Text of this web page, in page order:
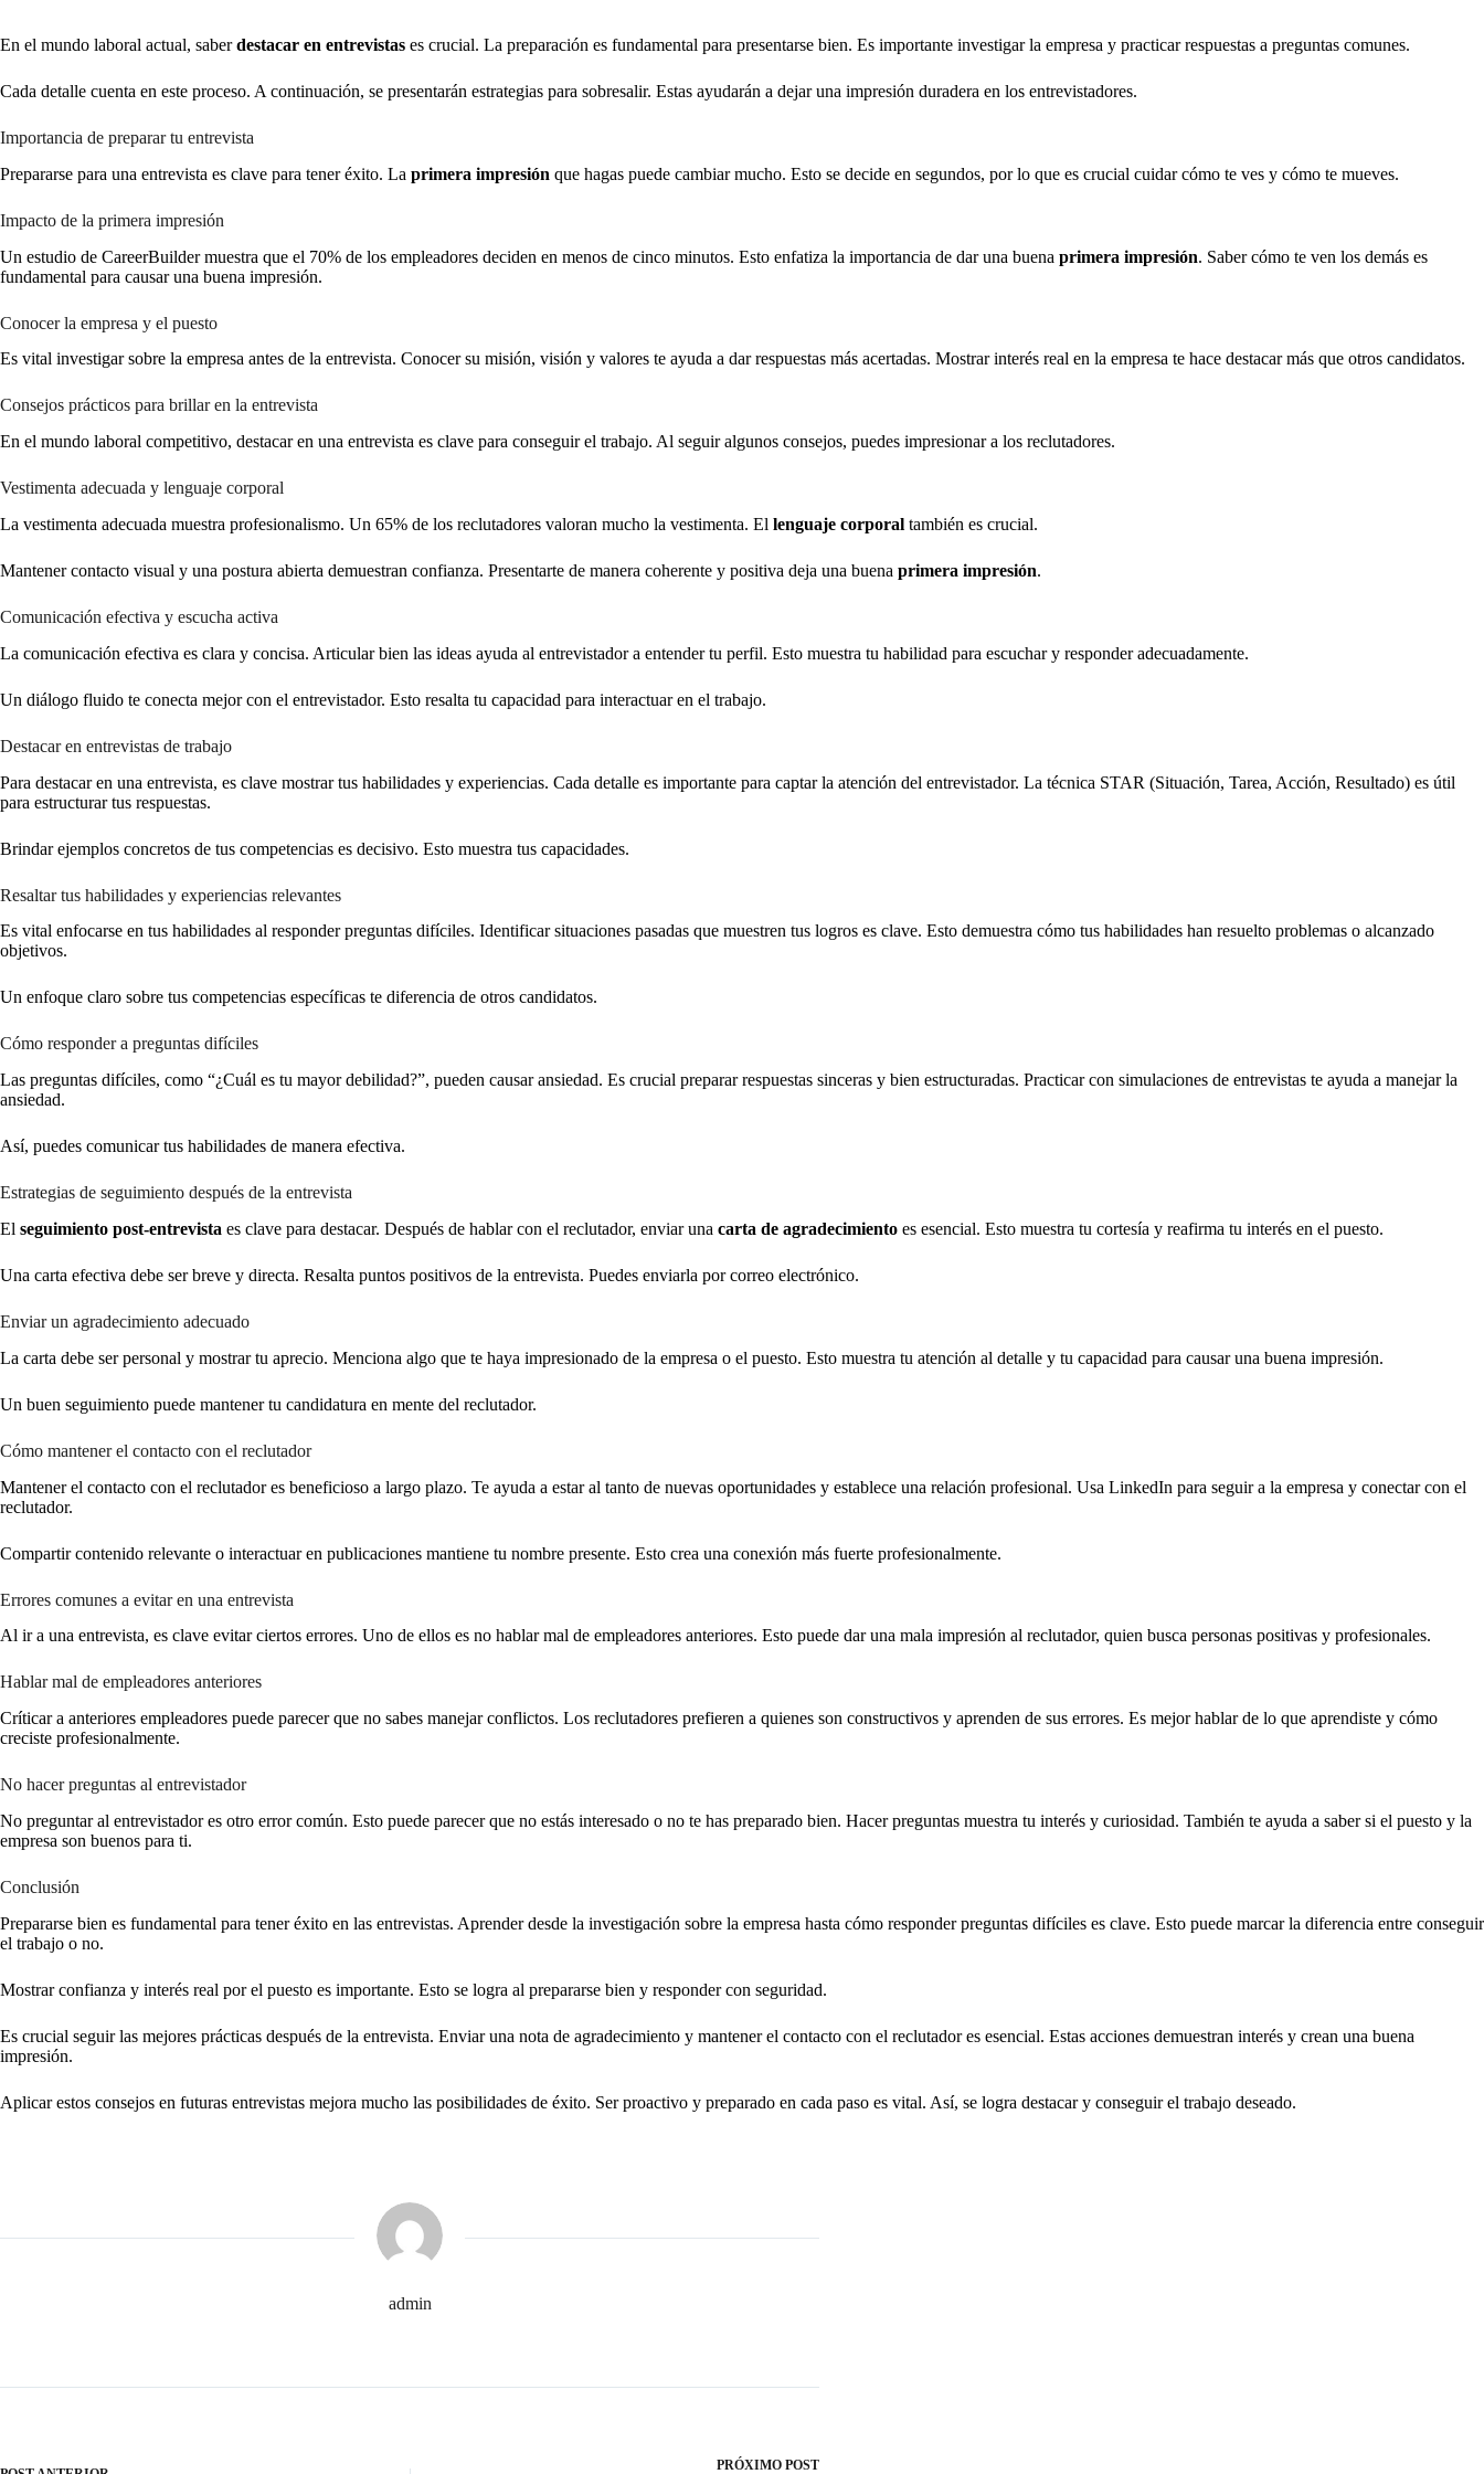
En el mundo laboral actual, saberdestacar en entrevistas es crucial. La preparación es fundamental para presentarse bien. Es importante investigar la empresa y practicar respuestas a preguntas comunes.
Cada detalle cuenta en este proceso. A continuación, se presentarán estrategias para sobresalir. Estas ayudarán a dejar una impresión duradera en los entrevistadores.
Importancia de preparar tu entrevista
Prepararse para una entrevista es clave para tener éxito. La primera impresión que hagas puede cambiar mucho. Esto se decide en segundos, por lo que es crucial cuidar cómo te ves y cómo te mueves.
Impacto de la primera impresión
Un estudio de CareerBuilder muestra que el 70% de los empleadores deciden en menos de cinco minutos. Esto enfatiza la importancia de dar una buena primera impresión. Saber cómo te ven los demás es
fundamental para causar una buena impresión.
Conocer la empresa y el puesto
Es vital investigar sobre la empresa antes de la entrevista. Conocer su misión, visión y valores te ayuda a dar respuestas más acertadas. Mostrar interés real en la empresa te hace destacar más que otros candidatos.
Consejos prácticos para brillar en la entrevista
En el mundo laboral competitivo, destacar en una entrevista es clave para conseguir el trabajo. Al seguir algunos consejos, puedes impresionar a los reclutadores.
Vestimenta adecuada y lenguaje corporal
La vestimenta adecuada muestra profesionalismo. Un 65% de los reclutadores valoran mucho la vestimenta. El lenguaje corporal también es crucial.
Mantener contacto visual y una postura abierta demuestran confianza. Presentarte de manera coherente y positiva deja una buena primera impresión.
Comunicación efectiva y escucha activa
La comunicación efectiva es clara y concisa. Articular bien las ideas ayuda al entrevistador a entender tu perfil. Esto muestra tu habilidad para escuchar y responder adecuadamente.
Un diálogo fluido te conecta mejor con el entrevistador. Esto resalta tu capacidad para interactuar en el trabajo.
Destacar en entrevistas de trabajo
Para destacar en una entrevista, es clave mostrar tus habilidades y experiencias. Cada detalle es importante para captar la atención del entrevistador. La técnica STAR (Situación, Tarea, Acción, Resultado) es útil
para estructurar tus respuestas.
Brindar ejemplos concretos de tus competencias es decisivo. Esto muestra tus capacidades.
Resaltar tus habilidades y experiencias relevantes
Es vital enfocarse en tus habilidades al responder preguntas difíciles. Identificar situaciones pasadas que muestren tus logros es clave. Esto demuestra cómo tus habilidades han resuelto problemas o alcanzado
objetivos.
Un enfoque claro sobre tus competencias específicas te diferencia de otros candidatos.
Cómo responder a preguntas difíciles
Las preguntas difíciles, como “¿Cuál es tu mayor debilidad?”, pueden causar ansiedad. Es crucial preparar respuestas sinceras y bien estructuradas. Practicar con simulaciones de entrevistas te ayuda a manejar la
ansiedad.
Así, puedes comunicar tus habilidades de manera efectiva.
Estrategias de seguimiento después de la entrevista
El seguimiento post-entrevista es clave para destacar. Después de hablar con el reclutador, enviar una carta de agradecimiento es esencial. Esto muestra tu cortesía y reafirma tu interés en el puesto.
Una carta efectiva debe ser breve y directa. Resalta puntos positivos de la entrevista. Puedes enviarla por correo electrónico.
Enviar un agradecimiento adecuado
La carta debe ser personal y mostrar tu aprecio. Menciona algo que te haya impresionado de la empresa o el puesto. Esto muestra tu atención al detalle y tu capacidad para causar una buena impresión.
Un buen seguimiento puede mantener tu candidatura en mente del reclutador.
Cómo mantener el contacto con el reclutador
Mantener el contacto con el reclutador es beneficioso a largo plazo. Te ayuda a estar al tanto de nuevas oportunidades y establece una relación profesional. Usa LinkedIn para seguir a la empresa y conectar con el
reclutador.
Compartir contenido relevante o interactuar en publicaciones mantiene tu nombre presente. Esto crea una conexión más fuerte profesionalmente.
Errores comunes a evitar en una entrevista
Al ir a una entrevista, es clave evitar ciertos errores. Uno de ellos es no hablar mal de empleadores anteriores. Esto puede dar una mala impresión al reclutador, quien busca personas positivas y profesionales.
Hablar mal de empleadores anteriores
Críticar a anteriores empleadores puede parecer que no sabes manejar conflictos. Los reclutadores prefieren a quienes son constructivos y aprenden de sus errores. Es mejor hablar de lo que aprendiste y cómo
creciste profesionalmente.
No hacer preguntas al entrevistador
No preguntar al entrevistador es otro error común. Esto puede parecer que no estás interesado o no te has preparado bien. Hacer preguntas muestra tu interés y curiosidad. También te ayuda a saber si el puesto y la
empresa son buenos para ti.
Conclusión
Prepararse bien es fundamental para tener éxito en las entrevistas. Aprender desde la investigación sobre la empresa hasta cómo responder preguntas difíciles es clave. Esto puede marcar la diferencia entre conseguir
el trabajo o no.
Mostrar confianza y interés real por el puesto es importante. Esto se logra al prepararse bien y responder con seguridad.
Es crucial seguir las mejores prácticas después de la entrevista. Enviar una nota de agradecimiento y mantener el contacto con el reclutador es esencial. Estas acciones demuestran interés y crean una buena
impresión.
Aplicar estos consejos en futuras entrevistas mejora mucho las posibilidades de éxito. Ser proactivo y preparado en cada paso es vital. Así, se logra destacar y conseguir el trabajo deseado.
admin
PRÓXIMO POST